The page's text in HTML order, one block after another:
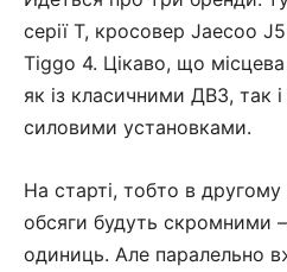
серії T, кросовер Jaecoo
Tiggo 4. Цікаво, що
як із класичними ДВЗ, так
силовими установками.
На старті, тобто в другому
обсяги будуть скромними
одиниць. Але паралельно